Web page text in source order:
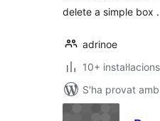
delete a simple box .
adrinoe
10+
S'ha provat amb